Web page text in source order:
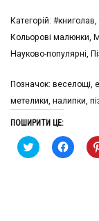
Категорій: #книголав,
Кольорові малюнки,
Науково-популярні,
Позначок: веселощі,
метелики, налипки,
ПОШИРИТИ ЦЕ:
Натисніть,
щоби щоб